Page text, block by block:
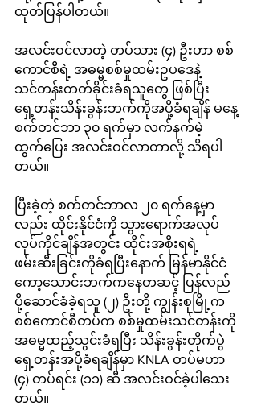
ထုတ်ပြန်ပါတယ်။
အလင်းဝင်လာတဲ့ တပ်သား (၄) ဦးဟာ စစ်
ကောင်စီရဲ့ အဓမ္မစစ်မှုထမ်းဥပဒေနဲ့
သင်တန်းတတ်ခိုင်းခံရသူတွေ ဖြစ်ပြီး
ရှေ့တန်းသိန်းခွန်းဘက်ကိုအပို့ခံရချိန် မနေ့
စက်တင်ဘာ ၃၀ ရက်မှာ လက်နက်မဲ့
ထွက်ပြေး အလင်းဝင်လာတာလို့ သိရပါ
တယ်။
ပြီးခဲ့တဲ့ စက်တင်ဘာလ ၂၀ ရက်နေ့မှာ
လည်း ထိုင်းနိုင်ငံကို သွားရောက်အလုပ်
လုပ်ကိုင်ချိန်အတွင်း ထိုင်းအစိုးရရဲ့
ဖမ်းဆီးခြင်းကိုခံရပြီးနောက် မြန်မာနိုင်ငံ
ကော့သောင်းဘက်ကနေတဆင့် ပြန်လည်
ပို့ဆောင်ခံခဲ့ရသူ (၂) ဦးတို့ ကျွန်းစုမြို့က
စစ်ကောင်စီတပ်က စစ်မှုထမ်းသင်တန်းကို
အဓမ္မထည့်သွင်းခံရပြီး သိန်းခွန်းတိုက်ပွဲ
ရှေ့တန်းအပို့ခံရချိန်မှာ KNLA တပ်မဟာ
(၄) တပ်ရင်း (၁၁) ဆီ အလင်းဝင်ခဲ့ပါသေး
တယ်။